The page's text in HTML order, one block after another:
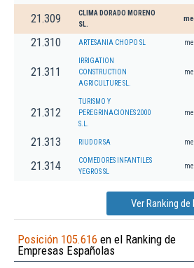
21.309
CLIMA DORADO MORENO
SL.
21.310 ARTESANIA CHOPO SL
21.311
IRRIGATION
CONSTRUCTION
AGRICULTURE SL.
21.312
TURISMO Y
PEREGRINACIONES 2000
S.L.
21.313 RIUDOR SA
21.314
COMEDORES INFANTILES
YEGROS SL
Ver Ranking de
Posición 105.616 en el Ranking de
Empresas Españolas